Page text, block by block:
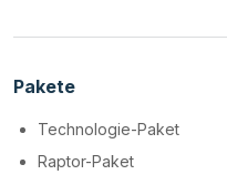
Pakete
Technologie-Paket
Raptor-Paket